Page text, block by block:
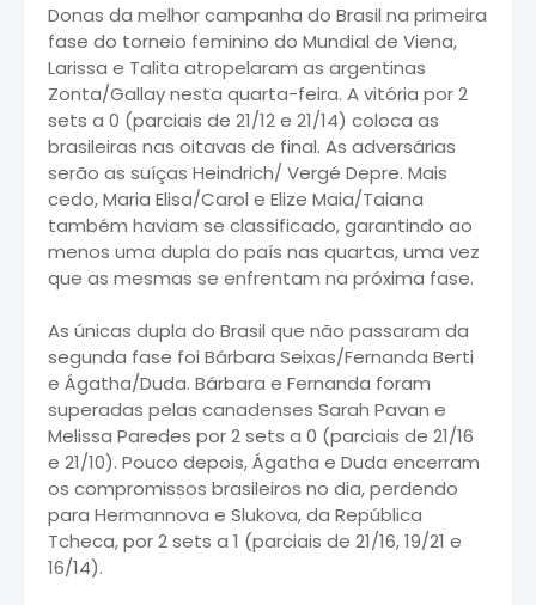
Donas da melhor campanha do Brasil na primeira
fase do torneio feminino do Mundial de Viena,
Larissa e Talita atropelaram as argentinas
Zonta/Gallay nesta quarta-feira. A vitória por 2
sets a 0 (parciais de 21/12 e 21/14) coloca as
brasileiras nas oitavas de final. As adversárias
serão as suíças Heindrich/ Vergé Depre. Mais
cedo, Maria Elisa/Carol e Elize Maia/Taiana
também haviam se classificado, garantindo ao
menos uma dupla do país nas quartas, uma vez
que as mesmas se enfrentam na próxima fase.
As únicas dupla do Brasil que não passaram da
segunda fase foi Bárbara Seixas/Fernanda Berti
e Ágatha/Duda. Bárbara e Fernanda foram
superadas pelas canadenses Sarah Pavan e
Melissa Paredes por 2 sets a 0 (parciais de 21/16
e 21/10). Pouco depois, Ágatha e Duda encerram
os compromissos brasileiros no dia, perdendo
para Hermannova e Slukova, da República
Tcheca, por 2 sets a 1 (parciais de 21/16, 19/21 e
16/14).